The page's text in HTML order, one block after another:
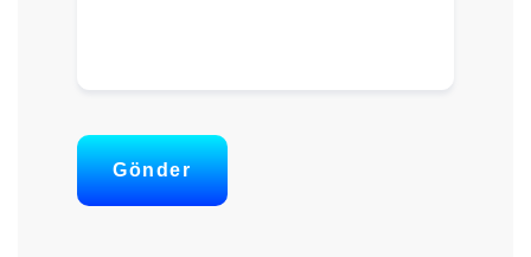
Gönder